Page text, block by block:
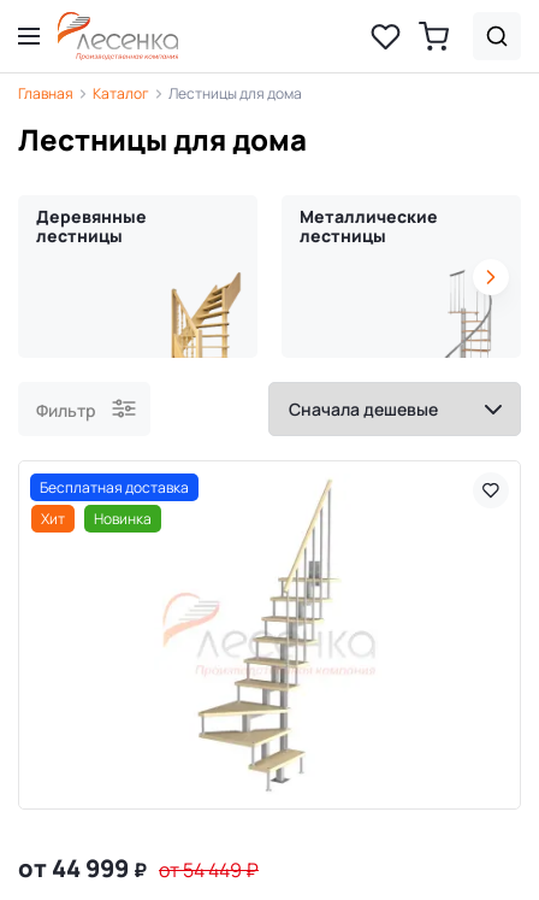
Главная Каталог Лестницы для дома
Лестницы для дома
Деревянные
лестницы
Металлические
лестницы
Фильтр
Бесплатная доставка
Хит
Новинка
от 44 999 ₽ от 54 449₽